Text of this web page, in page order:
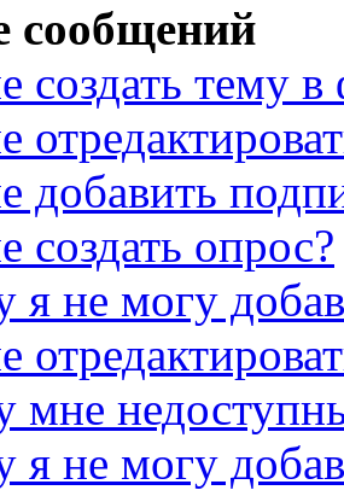
сообщений
создать тему
добавить
создать опрос?
я не могу
мне
я не могу